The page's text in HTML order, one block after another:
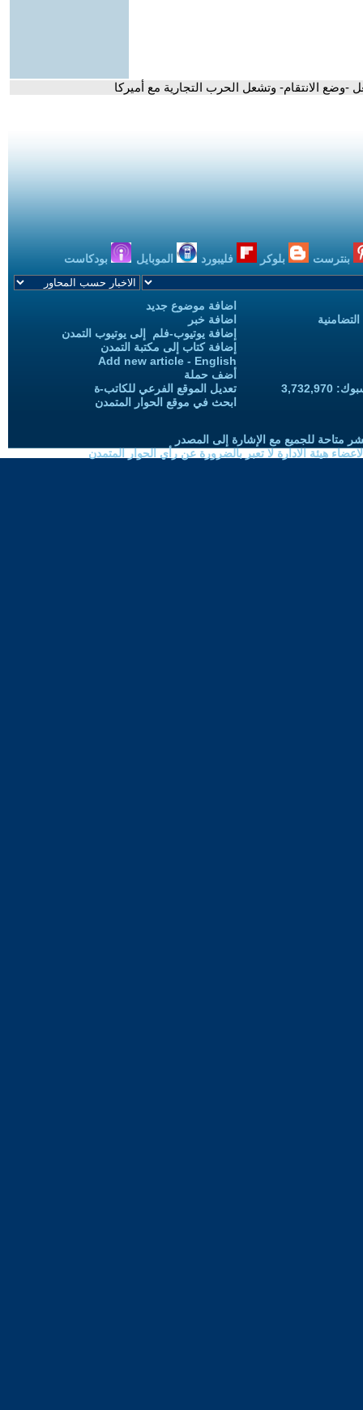
الانتقام- وتشعل الحرب التجارية مع أميركا
بنترست بلوكر فليبورد الموبايل بودكاست
اضافة موضوع جديد
اضافة خبر
إضافة يوتيوب-فلم إلى يوتيوب التمدن
إضافة كتاب إلى مكتبة التمدن
Add new article - English
أضف حملة
تعديل الموقع الفرعي للكاتب-ة
ابحث في موقع الحوار المتمدن
متاحة للجميع مع الإشارة إلى المصدر
هيئة الادارة لا تعبر بالضرورة عن رأي الحوار المتمدن